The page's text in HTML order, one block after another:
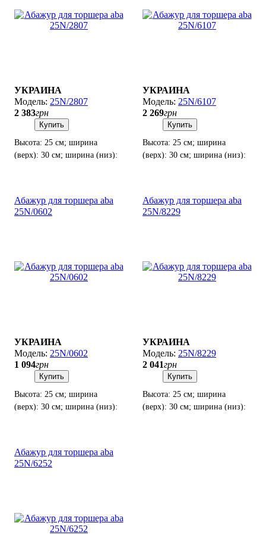
УКРАИНА
25N/2807
2 383грн
Купить
Высота: 25 см; ширина
(верх): 30 см; ширина (низ):
УКРАИНА
25N/6107
2 269грн
Купить
Высота: 25 см; ширина
(верх): 30 см; ширина (низ):
Абажур для торшера aba
25N/0602
УКРАИНА
25N/0602
1 094грн
Купить
Высота: 25 см; ширина
(верх): 30 см; ширина (низ):
Абажур для торшера aba
25N/8229
УКРАИНА
25N/8229
2 041грн
Купить
Высота: 25 см; ширина
(верх): 30 см; ширина (низ):
Абажур для торшера aba
25N/6252